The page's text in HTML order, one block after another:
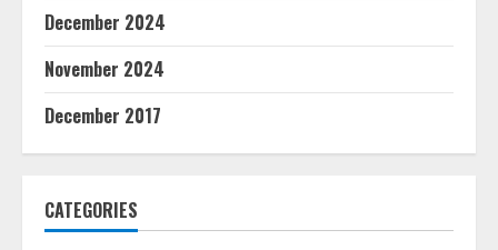
December 2024
November 2024
December 2017
CATEGORIES